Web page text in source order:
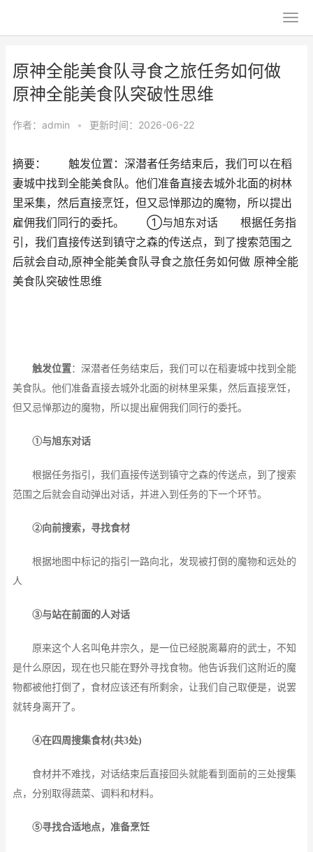
原神全能美食队寻食之旅任务如何做
原神全能美食队突破性思维
作者： admin • 更新时间：2026-06-22
摘要： 触发位置：深潜者任务结束后，我们可以在稻
妻城中找到全能美食队。他们准备直接去城外北面的树林
里采集，然后直接烹饪，但又忌惮那边的魔物，所以提出
雇佣我们同行的委托。 ①与旭东对话 根据任务指
引，我们直接传送到镇守之森的传送点，到了搜索范围之
后就会自动,原神全能美食队寻食之旅任务如何做 原神全能
美食队突破性思维
触发位置：深潜者任务结束后，我们可以在稻妻城中找到全能
美食队。他们准备直接去城外北面的树林里采集，然后直接烹饪，
但又忌惮那边的魔物，所以提出雇佣我们同行的委托。
①与旭东对话
根据任务指引，我们直接传送到镇守之森的传送点，到了搜索
范围之后就会自动弹出对话，并进入到任务的下一个环节。
②向前搜索，寻找食材
根据地图中标记的指引一路向北，发现被打倒的魔物和远处的
人
③与站在前面的人对话
原来这个人名叫龟井宗久，是一位已经脱离幕府的武士，不知
是什么原因，现在也只能在野外寻找食物。他告诉我们这附近的魔
物都被他打倒了，食材应该还有所剩余，让我们自己取便是，说罢
就转身离开了。
④在四周搜集食材(共3处)
食材并不难找，对话结束后直接回头就能看到面前的三处搜集
点，分别取得蔬菜、调料和材料。
⑤寻找合适地点，准备烹饪